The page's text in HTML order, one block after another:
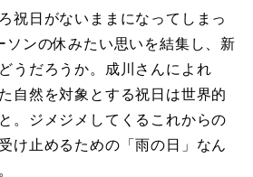
祝日がないままになってしまっ
ソンの休みたい思いを結集し、新
うだろうか。成川さんによれ
自然を対象とする祝日は世界的
。ジメジメしてくるこれからの
け止めるための「雨の日」なん